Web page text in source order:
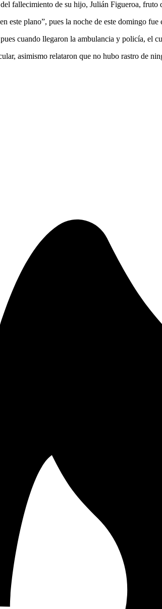
fallecimiento de su hijo, Julián Figueroa, fruto
este plano”, pues la noche de este domingo
cuando llegaron la ambulancia y policía, el
asimismo relataron que no hubo rastro de